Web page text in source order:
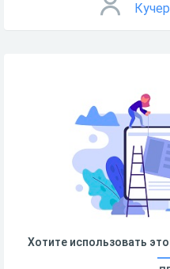
Хотите использовать